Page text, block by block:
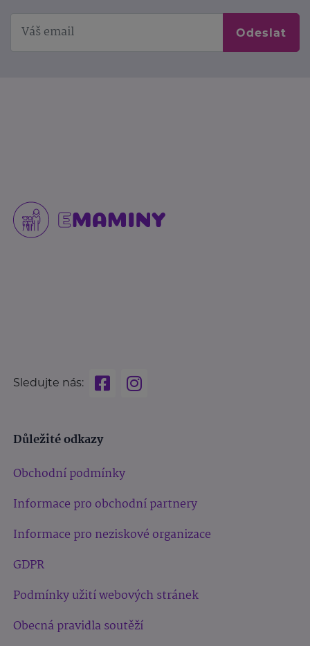
Odeslat
Sledujte nás:
Důležité odkazy
Obchodní podmínky
Informace pro obchodní partnery
Informace pro neziskové organizace
GDPR
Podmínky užití webových stránek
Obecná pravidla soutěží